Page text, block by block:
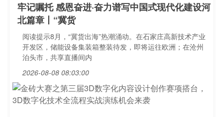
牢记嘱托 感恩奋进·奋力谱写中国式现代化建设河
北篇章丨“冀货
阅读提示8月，“冀货出海”热潮涌动。在石家庄高新技术产业
开发区，储能设备集装箱整装待发，即将运往欧洲；在沧州
泊头市，共享直播间内
2026-08-08 08:03:00